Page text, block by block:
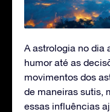
A astrologia no dia
humor até as
movimentos dos
de maneiras sutis,
essas influências